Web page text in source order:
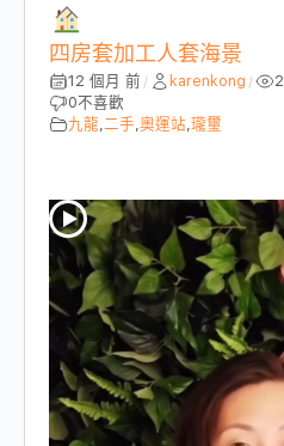
四房套加工人套海景
12 個月 前 / karenkong /
0不喜歡
九龍,二手,奧運站,瓏璽